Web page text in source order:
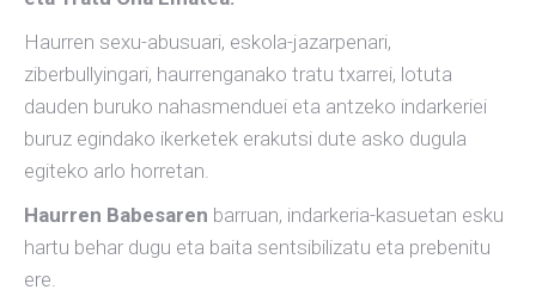
Haurren sexu-abusuari, eskola-jazarpenari,
ziberbullyingari, haurrenganako tratu txarrei, lotuta
dauden buruko nahasmenduei eta antzeko indarkeriei
buruz egindako ikerketek erakutsi dute asko dugula
egiteko arlo horretan.
Haurren Babesaren barruan, indarkeria-kasuetan esku
hartu behar dugu eta baita sentsibilizatu eta prebenitu
ere.